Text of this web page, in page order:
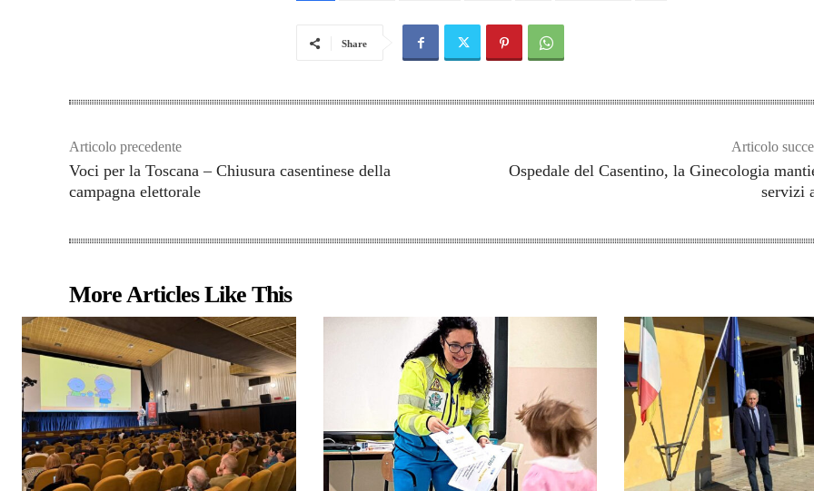
Share
Articolo precedente
Voci per la Toscana – Chiusura casentinese della
campagna elettorale
Articolo
Ospedale del Casentino, la Ginecologia
servizi
More Articles Like This